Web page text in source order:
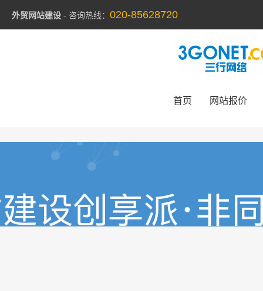
外贸网站建设 - 咨询热线： 020-85628720
首页 网站报价